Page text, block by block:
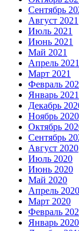
Сентябрь
Август 2021
Июль 2021
Июнь 2021
Май 2021
Апрель 2021
Март 2021
Февраль
Январь 2021
Декабрь
Ноябрь 2020
Октябрь
Сентябрь
Август 2020
Июль 2020
Июнь 2020
Май 2020
Апрель 2020
Март 2020
Февраль
Январь 2020